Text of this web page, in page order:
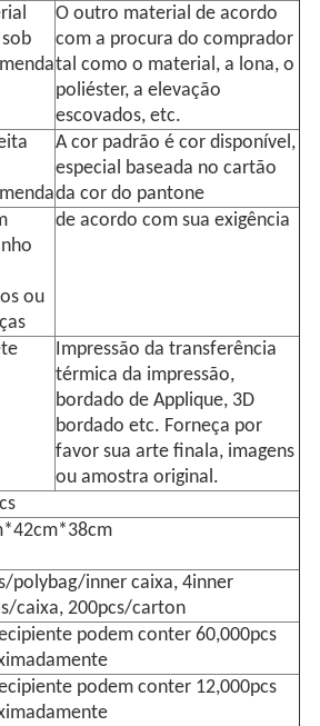
O outro material de acordo
com a procura do comprador
tal como o material, a lona, o
poliéster, a elevação
escovados, etc.
A cor padrão é cor disponível,
especial baseada no cartão
da cor do pantone
ou
de acordo com sua exigência
Impressão da transferência
térmica da impressão,
bordado de Applique, 3D
bordado etc. Forneça por
favor sua arte finala, imagens
ou amostra original.
polybag/inner caixa, 4inner
caixa, 200pcs/carton
podem conter 60,000pcs
podem conter 12,000pcs